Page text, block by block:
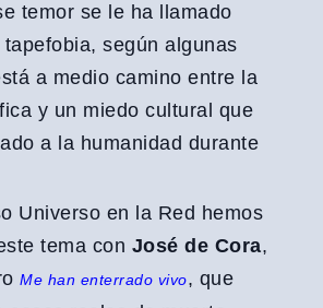
temor se le ha llamado
tapefobia, según algunas
a medio camino entre la
y un miedo cultural que
a la humanidad durante
Universo en la Red hemos
tema con José de Cora,
Me han enterrado vivo, que